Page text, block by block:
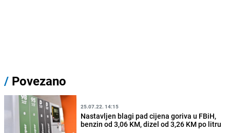
/ Povezano
25.07.22. 14:15
Nastavljen blagi pad cijena goriva u FBiH,
benzin od 3,06 KM, dizel od 3,26 KM po litru